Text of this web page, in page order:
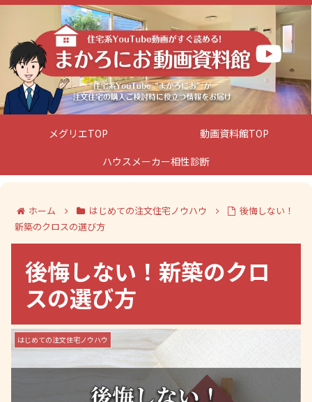
メグリエTOP
動画資料館TOP
ハウスメーカー相性診断
ホーム はじめての注文住宅ノウハウ
後悔しない！
新築のクロスの選び方
後悔しない！新築のクロ
スの選び方
はじめての注文住宅ノウハウ